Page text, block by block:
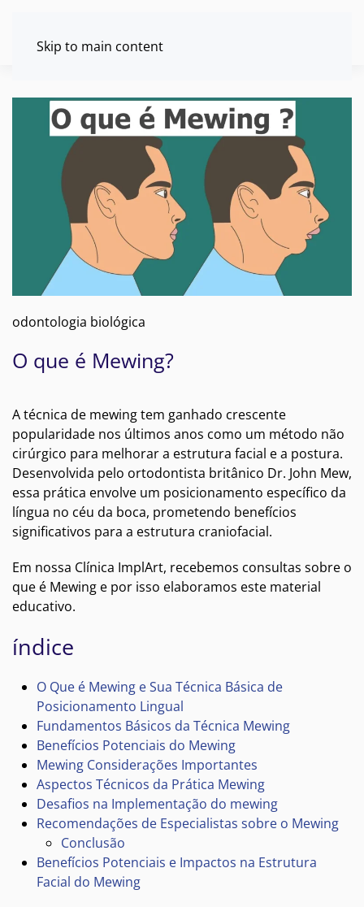
Skip to main content
odontologia biológica
O que é Mewing?
A técnica de mewing tem ganhado crescente
popularidade nos últimos anos como um método não
cirúrgico para melhorar a estrutura facial e a postura.
Desenvolvida pelo ortodontista britânico Dr. John Mew,
essa prática envolve um posicionamento específico da
língua no céu da boca, prometendo benefícios
significativos para a estrutura craniofacial.
Em nossa Clínica ImplArt, recebemos consultas sobre o
que é Mewing e por isso elaboramos este material
educativo.
índice
O Que é Mewing e Sua Técnica Básica de
Posicionamento Lingual
Fundamentos Básicos da Técnica Mewing
Benefícios Potenciais do Mewing
Mewing Considerações Importantes
Aspectos Técnicos da Prática Mewing
Desafios na Implementação do mewing
Recomendações de Especialistas sobre o Mewing
Conclusão
Benefícios Potenciais e Impactos na Estrutura
Facial do Mewing